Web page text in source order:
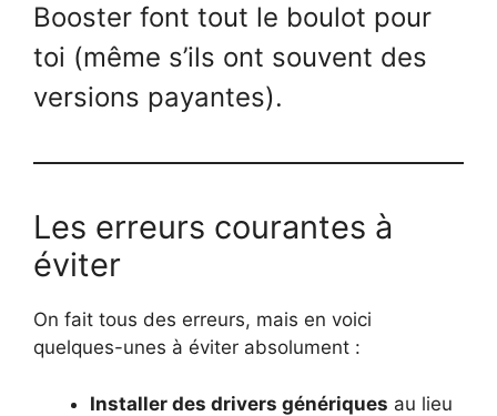
Booster font tout le boulot pour
toi (même s’ils ont souvent des
versions payantes).
Les erreurs courantes à
éviter
On fait tous des erreurs, mais en voici
quelques-unes à éviter absolument :
Installer des drivers génériques au lieu